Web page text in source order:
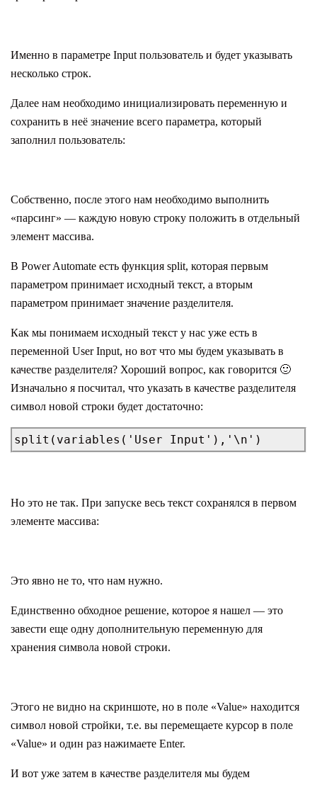
Именно в параметре Input пользователь и будет указывать
несколько строк.
Далее нам необходимо инициализировать переменную и
сохранить в неё значение всего параметра, который
заполнил пользователь:
Собственно, после этого нам необходимо выполнить
«парсинг» — каждую новую строку положить в отдельный
элемент массива.
В Power Automate есть функция split, которая первым
параметром принимает исходный текст, а вторым
параметром принимает значение разделителя.
Как мы понимаем исходный текст у нас уже есть в
переменной User Input, но вот что мы будем указывать в
качестве разделителя? Хороший вопрос, как говорится 🙂
Изначально я посчитал, что указать в качестве разделителя
символ новой строки будет достаточно:
split(variables('User Input'),'\n')
Но это не так. При запуске весь текст сохранялся в первом
элементе массива:
Это явно не то, что нам нужно.
Единственно обходное решение, которое я нашел — это
завести еще одну дополнительную переменную для
хранения символа новой строки.
Этого не видно на скриншоте, но в поле «Value» находится
символ новой стройки, т.е. вы перемещаете курсор в поле
«Value» и один раз нажимаете Enter.
И вот уже затем в качестве разделителя мы будем